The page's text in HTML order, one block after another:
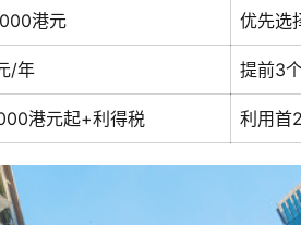
港元 优先选
/年 提前3
港元起+利得税 利用首